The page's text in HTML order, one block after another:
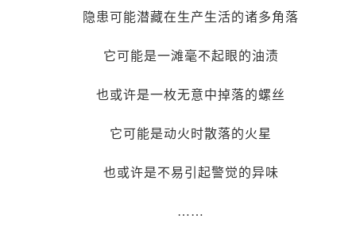
隐患可能潜藏在生产生活的诸多角落
它可能是一滩毫不起眼的油渍
也或许是一枚无意中掉落的螺丝
它可能是动火时散落的火星
也或许是不易引起警觉的异味
……